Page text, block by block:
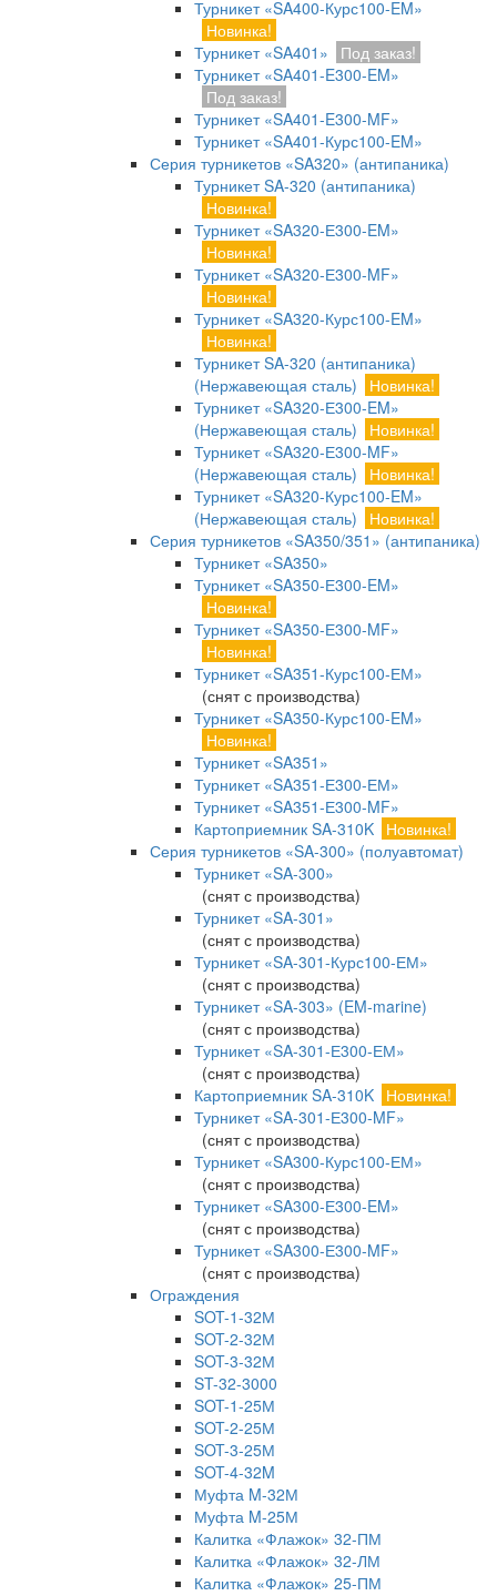
Турникет «SA400-Курс100-EM»
Новинка!
Турникет «SA401»
Под заказ!
Турникет «SA401-E300-EM»
Под заказ!
Турникет «SA401-E300-MF»
Турникет «SA401-Курс100-EM»
Серия турникетов «SA320» (антипаника)
Турникет SA-320 (антипаника)
Новинка!
Турникет «SA320-Е300-EM»
Новинка!
Турникет «SA320-Е300-MF»
Новинка!
Турникет «SA320-Курс100-EM»
Новинка!
Турникет SA-320 (антипаника)
(Нержавеющая сталь)
Новинка!
Турникет «SA320-Е300-EM»
(Нержавеющая сталь)
Новинка!
Турникет «SA320-Е300-MF»
(Нержавеющая сталь)
Новинка!
Турникет «SA320-Курс100-EM»
(Нержавеющая сталь)
Новинка!
Серия турникетов «SA350/351» (антипаника)
Турникет «SA350»
Турникет «SA350-Е300-EM»
Новинка!
Турникет «SA350-Е300-MF»
Новинка!
Турникет «SA351-Курс100-ЕМ»
(снят с производства)
Турникет «SA350-Курс100-EM»
Новинка!
Турникет «SA351»
Турникет «SA351-Е300-ЕМ»
Турникет «SA351-Е300-MF»
Картоприемник SA-310K Новинка!
Серия турникетов «SA-300» (полуавтомат)
Турникет «SA-300»
(снят с производства)
Турникет «SA-301»
(снят с производства)
Турникет «SA-301-Курс100-ЕМ»
(снят с производства)
Турникет «SA-303» (EM-marine)
(снят с производства)
Турникет «SA-301-Е300-ЕМ»
(снят с производства)
Картоприемник SA-310K Новинка!
Турникет «SA-301-Е300-MF»
(снят с производства)
Турникет «SA300-Курс100-ЕМ»
(снят с производства)
Турникет «SA300-Е300-EM»
(снят с производства)
Турникет «SA300-Е300-MF»
(снят с производства)
Ограждения
SOT-1-32М
SOT-2-32М
SOT-3-32М
ST-32-3000
SOT-1-25М
SOT-2-25М
SOT-3-25М
SOT-4-32M
Муфта M-32М
Муфта M-25М
Калитка «Флажок» 32-ПМ
Калитка «Флажок» 32-ЛМ
Калитка «Флажок» 25-ПМ